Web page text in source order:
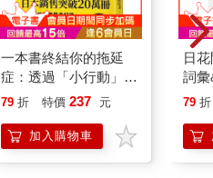
一本書終結你的拖延
症：透過「小行動」打
開大腦的行動開關，懶
的37個科學方法
79 折 特價 237 元
加入購物車
日
詞
79 折